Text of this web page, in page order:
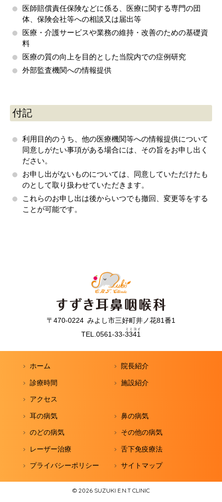
医師賠償責任保険などに係る、医療に関する専門の団
体、保険会社等への相談又は届出等
医療・介護サービスや業務の維持・改善のための基礎資
料
医療の質の向上を目的とした当院内での症例研究
外部監査機関への情報提供
付記
利用目的のうち、他の医療機関等への情報提供について
同意しがたい事項がある場合には、その旨をお申し出く
ださい。
お申し出がないものについては、同意していただけたも
のとして取り扱わせていただきます。
これらのお申し出は後からいつでも撤回、変更等をする
ことが可能です。
〒470-0224 みよし市三好町井ノ花81番1
TEL. 0561-33-3
ミ
3
ミ
4
ヨ
1
イ
ホーム 院長紹介
診療時間 施設紹介
アクセス
耳の病気 鼻の病気
のどの病気 その他の病気
レーザー治療 舌下免疫療法
プライバシーポリシー サイトマップ
© 2026 SUZUKI E.N.T CLINIC